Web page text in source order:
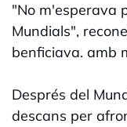
"No m'esperava
Mundials",
benficiava. amb
Després del
descans per